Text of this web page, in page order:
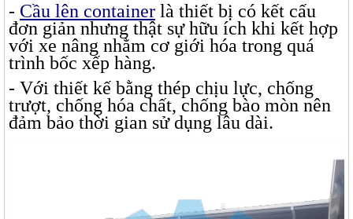
- Cầu lên container là thiết bị có kết cấu
đơn giản nhưng thật sự hữu ích khi kết hợp
với xe nâng nhằm cơ giới hóa trong quá
trình bốc xếp hàng.
- Với thiết kế bằng thép chịu lực, chống
trượt, chống hóa chất, chống bào mòn nên
đảm bảo thời gian sử dụng lâu dài.